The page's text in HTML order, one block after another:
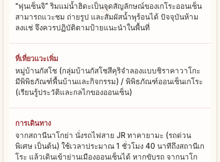
“ฟุนเซ็นจิ” ริมแม่น้ำฮิดะเป็นจุดสัญลักษณ์ของเกโระออนเซ็น
สามารถแวะชม ถ่ายรูป และสัมผัสน้ำพุร้อนได้ ปัจจุบันห้าม
ลงแช่ จึงควรปฏิบัติตามป้ายแนะนำในพื้นที่
ที่เที่ยวแวะเพิ่ม
หมู่บ้านกัสโช (กลุ่มบ้านกัสโชสึคุริจำลองแบบชิราคาวาโกะ
มีพิพิธภัณฑ์พื้นบ้านและกิจกรรม) / พิพิธภัณฑ์ออนเซ็นเกโระ
(เรียนรู้ประวัติและกลไกของออนเซ็น)
การเดินทาง
จากสถานีนาโกย่า นั่งรถไฟสาย JR ทาคายามะ (รถด่วน
พิเศษ เป็นต้น) ใช้เวลาประมาณ 1 ชั่วโมง 40 นาทีถึงสถานีเก
โระ แล้วเดินเข้าย่านเมืองออนเซ็นได้ หากขับรถ จากนาโก